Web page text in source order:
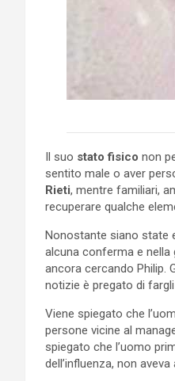
Il suo stato fisico non
sentito male o aver
Rieti, mentre familiari,
recuperare qualche
Nonostante siano state
alcuna conferma e nella
ancora cercando Philip.
notizie è pregato di
Viene spiegato che
persone vicine al
spiegato che l’uomo
dell’influenza, non